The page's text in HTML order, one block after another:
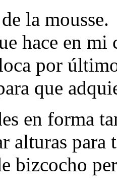
la
hace en mi
por
que
en forma
alturas para
bizcocho